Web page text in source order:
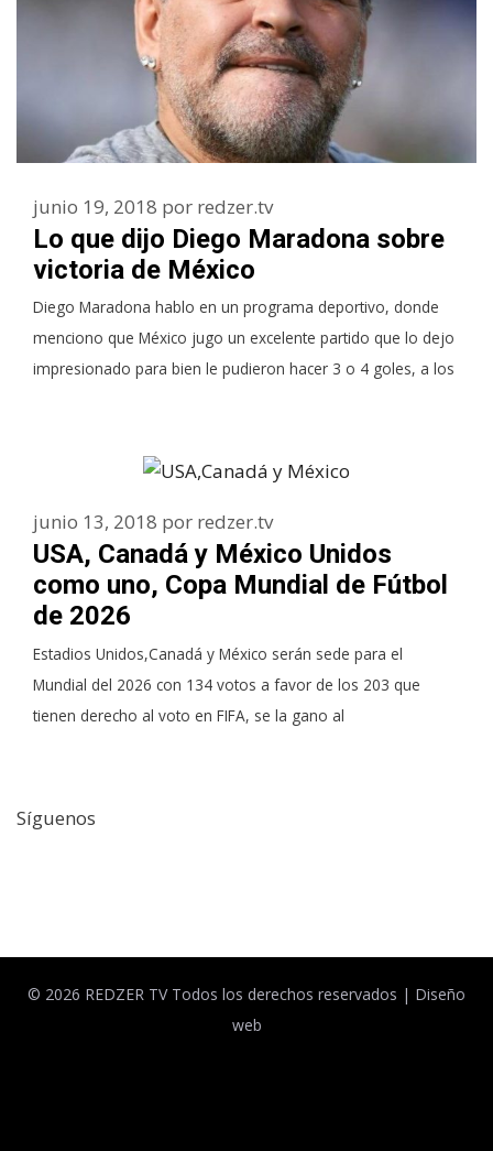
Lo que dijo Diego Maradona sobre
victoria de México
junio 19, 2018 por redzer.tv
Diego Maradona hablo en un programa deportivo, donde
menciono que México jugo un excelente partido que lo dejo
impresionado para bien le pudieron hacer 3 o 4 goles, a los
USA, Canadá y México Unidos
como uno, Copa Mundial de Fútbol
de 2026
junio 13, 2018 por redzer.tv
Estadios Unidos,Canadá y México serán sede para el
Mundial del 2026 con 134 votos a favor de los 203 que
tienen derecho al voto en FIFA, se la gano al
Síguenos
© 2026 REDZER TV Todos los derechos reservados | Diseño
web